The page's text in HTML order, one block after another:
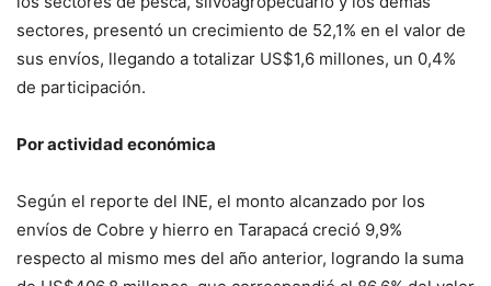
sectores, presentó un crecimiento de 52,1% en el valor de
sus envíos, llegando a totalizar US$1,6 millones, un 0,4%
de participación.
Por actividad económica
Según el reporte del INE, el monto alcanzado por los
envíos de Cobre y hierro en Tarapacá creció 9,9%
respecto al mismo mes del año anterior, logrando la suma